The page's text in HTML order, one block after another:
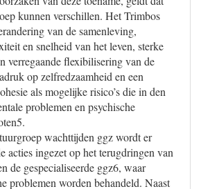
kunnen verschillen. Het Trimbos
van de samenleving,
en snelheid van het leven, sterke
verregaande flexibilisering van de
op zelfredzaamheid en een
als mogelijke risico’s die in den
problemen en psychische
wachttijden ggz wordt er
acties ingezet op het terugdringen van
de gespecialiseerde ggz6, waar
problemen worden behandeld. Naast